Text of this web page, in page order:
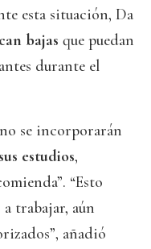
esta situación, Da
bajas que puedan
durante el
se incorporarán
estudios,
“Esto
trabajar, aún
añadió